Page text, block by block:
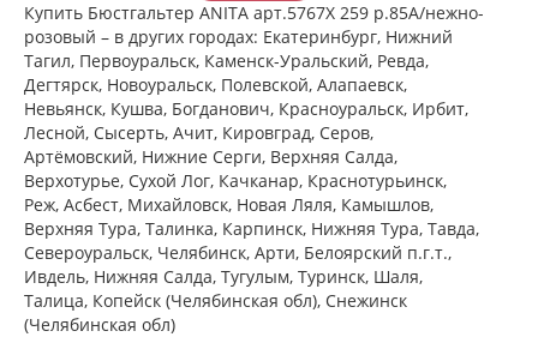
Купить Бюстгальтер ANITA арт.5767X 259 р.85A/нежно-
розовый – в других городах: Екатеринбург, Нижний
Тагил, Первоуральск, Каменск-Уральский, Ревда,
Дегтярск, Новоуральск, Полевской, Алапаевск,
Невьянск, Кушва, Богданович, Красноуральск, Ирбит,
Лесной, Сысерть, Ачит, Кировград, Серов,
Артёмовский, Нижние Cерги, Верхняя Салда,
Верхотурье, Сухой Лог, Качканар, Краснотурьинск,
Реж, Асбест, Михайловск, Новая Ляля, Камышлов,
Верхняя Тура, Талинка, Карпинск, Нижняя Тура, Тавда,
Североуральск, Челябинск, Арти, Белоярский п.г.т.,
Ивдель, Нижняя Салда, Тугулым, Туринск, Шаля,
Талица, Копейск (Челябинская обл), Снежинск
(Челябинская обл)